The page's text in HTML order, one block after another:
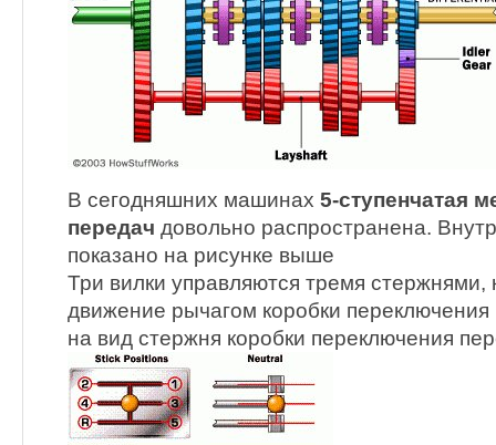
В сегодняшних машинах 5-ступенчатая
передач довольно распространена.
показано на рисунке выше
Три вилки управляются тремя стержнями,
движение рычагом коробки
на вид стержня коробки переключения